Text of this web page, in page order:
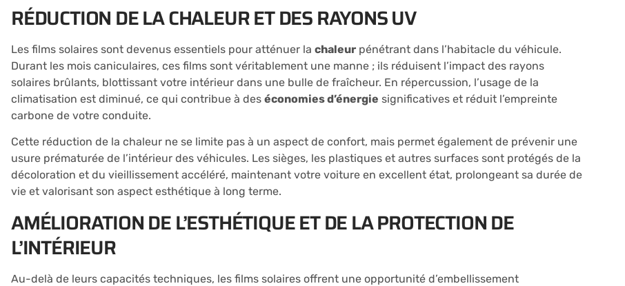
RÉDUCTION DE LA CHALEUR ET DES RAYONS UV
Les films solaires sont devenus essentiels pour atténuer la chaleur pénétrant dans l’habitacle du véhicule.
Durant les mois caniculaires, ces films sont véritablement une manne ; ils réduisent l’impact des rayons
solaires brûlants, blottissant votre intérieur dans une bulle de fraîcheur. En répercussion, l’usage de la
climatisation est diminué, ce qui contribue à des économies d’énergie significatives et réduit l’empreinte
carbone de votre conduite.
Cette réduction de la chaleur ne se limite pas à un aspect de confort, mais permet également de prévenir une
usure prématurée de l’intérieur des véhicules. Les sièges, les plastiques et autres surfaces sont protégés de la
décoloration et du vieillissement accéléré, maintenant votre voiture en excellent état, prolongeant sa durée de
vie et valorisant son aspect esthétique à long terme.
AMÉLIORATION DE L’ESTHÉTIQUE ET DE LA PROTECTION DE
L’INTÉRIEUR
Au-delà de leurs capacités techniques, les films solaires offrent une opportunité d’embellissement